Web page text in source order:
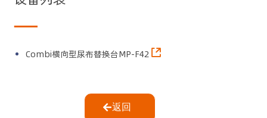
Combi横向型尿布替换台MP-F42
返回